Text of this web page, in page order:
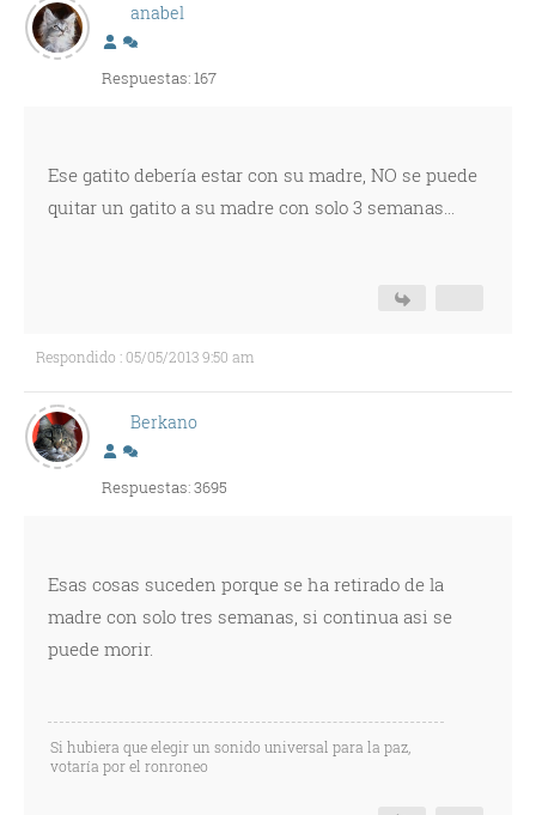
anabel
Respuestas: 167
Ese gatito debería estar con su madre, NO se puede
quitar un gatito a su madre con solo 3 semanas...
Respondido : 05/05/2013 9:50 am
Berkano
Respuestas: 3695
Esas cosas suceden porque se ha retirado de la
madre con solo tres semanas, si continua asi se
puede morir.
Si hubiera que elegir un sonido universal para la paz,
votaría por el ronroneo